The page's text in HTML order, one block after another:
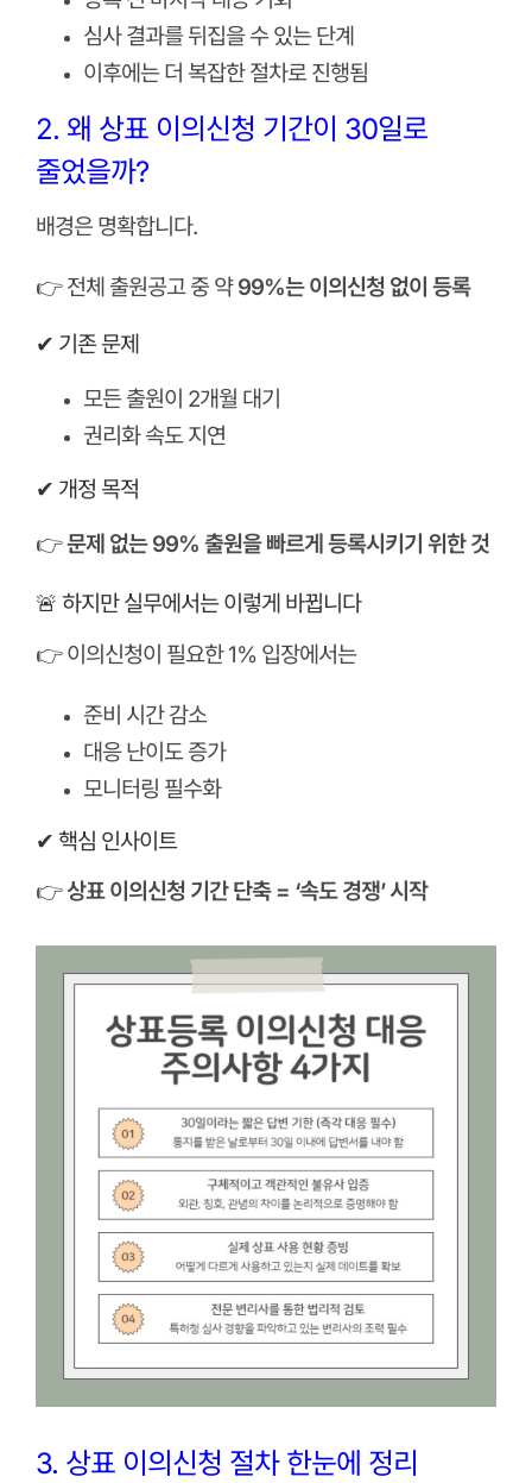
심사 결과를 뒤집을 수 있는 단계
이후에는 더 복잡한 절차로 진행됨
2. 왜 상표 이의신청 기간이 30일로
줄었을까?
배경은 명확합니다.
👉 전체 출원공고 중 약99%는 이의신청 없이 등록
✔ 기존 문제
모든 출원이 2개월 대기
권리화 속도 지연
✔ 개정 목적
👉문제 없는 99% 출원을 빠르게 등록시키기 위한 것
🚨 하지만 실무에서는 이렇게 바뀝니다
👉 이의신청이 필요한 1% 입장에서는
준비 시간 감소
대응 난이도 증가
모니터링 필수화
✔ 핵심 인사이트
👉상표 이의신청 기간 단축 = ‘속도 경쟁’ 시작
3. 상표 이의신청 절차 한눈에 정리